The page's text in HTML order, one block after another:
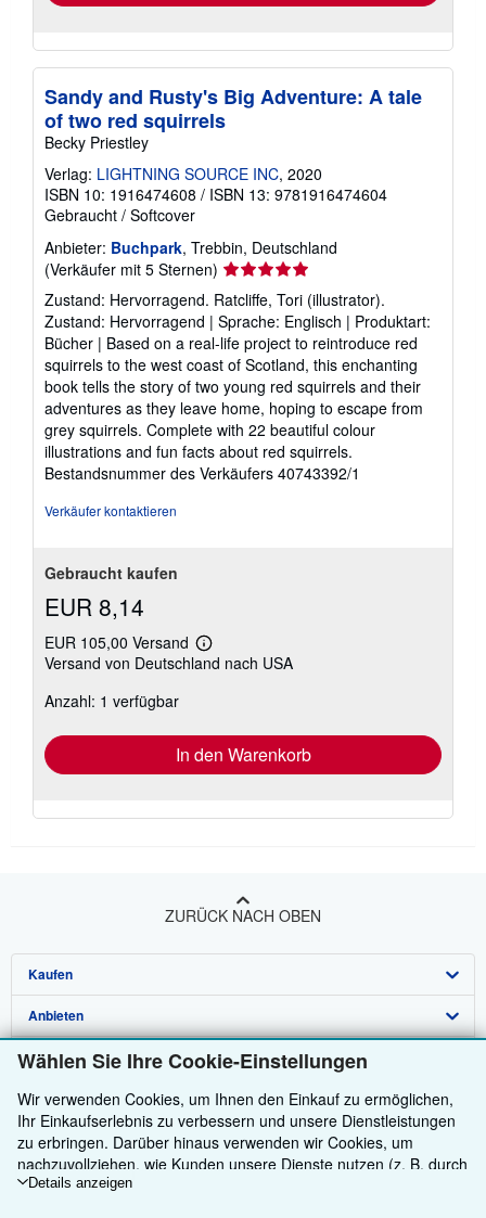
Wählen Sie Ihre Cookie-Einstellungen
Wir verwenden Cookies, um Ihnen den Einkauf zu ermöglichen,
Ihr Einkaufserlebnis zu verbessern und unsere Dienstleistungen
zu erbringen. Darüber hinaus verwenden wir Cookies, um
nachzuvollziehen, wie Kunden unsere Dienste nutzen (z. B. durch
die Erfassung von Website-Besuchen), sodass wir Optimierungen
Details anzeigen
Sandy and Rusty's Big Adventure: A tale
of two red squirrels
Becky Priestley
Verlag: LIGHTNING SOURCE INC, 2020
ISBN 10: 1916474608 / ISBN 13: 9781916474604
Gebraucht / Softcover
Anbieter: Buchpark, Trebbin, Deutschland
(Verkäufer mit 5 Sternen) Verkäuferbewertung
5
von
5
Sternen
Zustand: Hervorragend. Ratcliffe, Tori (illustrator).
Zustand: Hervorragend | Sprache: Englisch | Produktart:
Bücher | Based on a real-life project to reintroduce red
squirrels to the west coast of Scotland, this enchanting
book tells the story of two young red squirrels and their
adventures as they leave home, hoping to escape from
grey squirrels. Complete with 22 beautiful colour
illustrations and fun facts about red squirrels.
Bestandsnummer des Verkäufers 40743392/1
Verkäufer kontaktieren
Gebraucht kaufen
EUR 8,14
EUR 105,00 Versand
Weitere
Informationen
Versand von Deutschland nach USA
Anzahl: 1 verfügbar
In den Warenkorb
ZURÜCK NACH OBEN
Kaufen
Detailsuche
Sammlungen
Nutzerkonto
Meine Bestellungen
Warenkorb
Anbieten
Verkäufer werden
Partnerprogramm
Empfehlen Sie einen Verkäufer
Über uns
Über uns / Impressum
Presse
Karriere
Hilfe
Hilfebereich
Kundenservice
Weitere AbeBooks Unternehmen
AbeBooks.com
AbeBooks folgen